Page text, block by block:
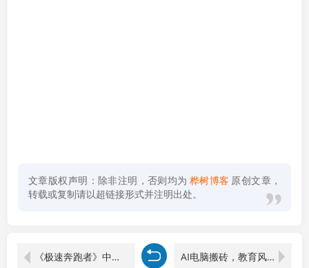
文章版权声明：除非注明，否则均为 桦树博客 原创文章，
转载或复制请以超链接形式并注明出处。
《极速奔跑者》中文版 AI电脑搬砖，教育风口一单500+，小白可做，提供接单资源